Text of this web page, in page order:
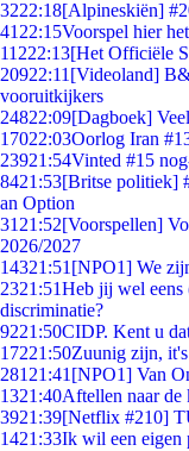
3222:18[Alpineskiën]
41 22:15Voorspel hier
11222:13[Het Officiële
20922:11 [Videoland]
vooruitkijkers
24822:09[Dagboek]
17022:03Oorlog Iran
23921:54Vinted #15
8421:53[Britse politiek]
an Option
31 21:52[Voorspellen]
2026/2027
14321:51 [NPO1] We
2321:51Heb jij wel eens
discriminatie?
9221:50CIDP. Kent u
17221:50Zuunig zijn,
281 21:41 [NPO1] Van
1321:40Aftellen naar de
3921:39[Netflix #210]
1421:33Ik wil een eigen